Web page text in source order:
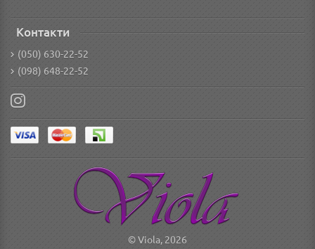
Контакти
(050) 630-22-52
(098) 648-22-52
© Viola, 2026